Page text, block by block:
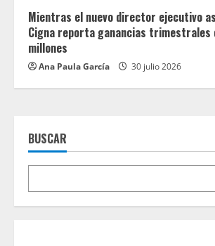
Mientras el nuevo director ejecutivo
Cigna reporta ganancias trimestrales
millones
Ana Paula García 30 julio 2026
BUSCAR